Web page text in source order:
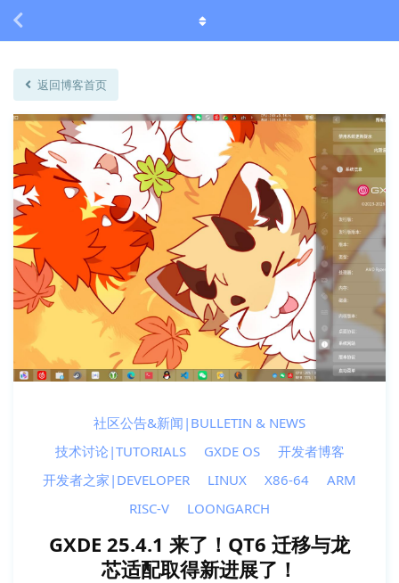
返回博客首页
社区公告&新闻|BULLETIN & NEWS
技术讨论|TUTORIALS
GXDE OS
开发者博客
开发者之家|DEVELOPER
LINUX X86-64
ARM
RISC-V
LOONGARCH
GXDE 25.4.1 来了！QT6 迁移与龙
芯适配取得新进展了！